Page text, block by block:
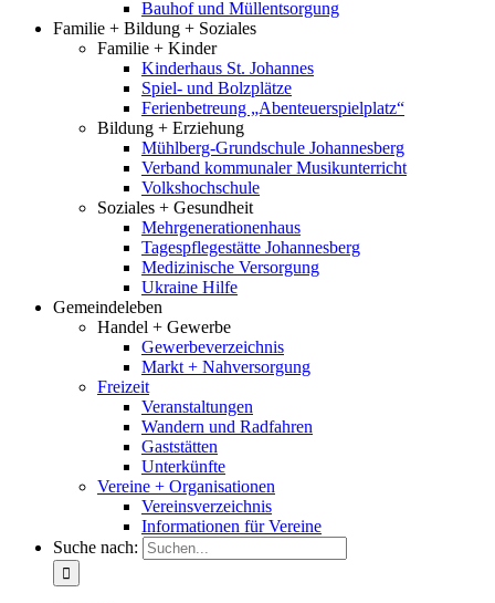
Bauhof und Müllentsorgung
Familie + Bildung + Soziales
Familie + Kinder
Kinderhaus St. Johannes
Spiel- und Bolzplätze
Ferienbetreung „Abenteuerspielplatz“
Bildung + Erziehung
Mühlberg-Grundschule Johannesberg
Verband kommunaler Musikunterricht
Volkshochschule
Soziales + Gesundheit
Mehrgenerationenhaus
Tagespflegestätte Johannesberg
Medizinische Versorgung
Ukraine Hilfe
Gemeindeleben
Handel + Gewerbe
Gewerbeverzeichnis
Markt + Nahversorgung
Freizeit
Veranstaltungen
Wandern und Radfahren
Gaststätten
Unterkünfte
Vereine + Organisationen
Vereinsverzeichnis
Informationen für Vereine
Suche nach: